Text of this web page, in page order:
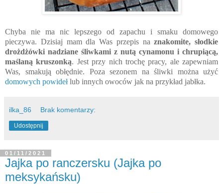
Chyba nie ma nic lepszego od zapachu i smaku domowego
pieczywa. Dzisiaj mam dla Was przepis naznakomite, słodkie
drożdżówki nadziane śliwkami z nutą cynamonu i chrupiącą,
maślaną kruszonką. Jest przy nich trochę pracy, ale zapewniam
Was, smakują obłędnie. Poza sezonem na śliwki można użyć
domowych powidełlub innych owoców jak na przykład jabłka.
ilka_86 Brak komentarzy:
Udostępnij
01/11/2021
Jajka po ranczersku (Jajka po
meksykańsku)